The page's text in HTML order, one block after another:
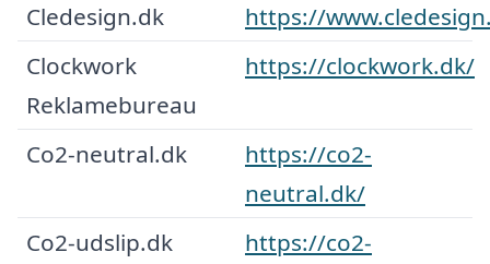
Cledesign.dk
https://
Clockwork
Reklamebureau
https://clockwork.dk/
Co2-neutral.dk
https://co2-
neutral.dk/
Co2-udslip.dk
https://co2-